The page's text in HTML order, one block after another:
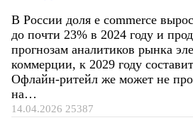
В России доля e commerce
до почти 23% в 2024 году и
прогнозам аналитиков рынка
коммерции, к 2029 году
Офлайн-ритейл же может не
на…
14.04.2026 25387